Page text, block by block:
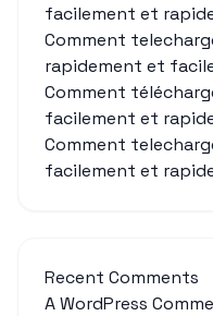
facilement et
Comment
rapidement et
Comment
facilement et
Comment
facilement et
Recent Comments
A WordPress